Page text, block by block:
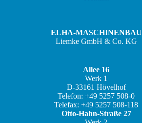
ELHA-MASCHINENBAU
Liemke GmbH & Co. KG
Allee 16
Werk 1
D-33161 Hövelhof
Telefon: +49 5257 508-0
Telefax: +49 5257 508-118
Otto-Hahn-Straße 27